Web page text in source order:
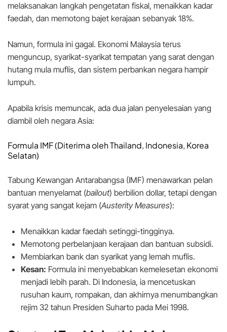
melaksanakan langkah pengetatan fiskal, menaikkan kadar
faedah, dan memotong bajet kerajaan sebanyak 18%.
Namun, formula ini gagal. Ekonomi Malaysia terus
menguncup, syarikat-syarikat tempatan yang sarat dengan
hutang mula muflis, dan sistem perbankan negara hampir
lumpuh.
Apabila krisis memuncak, ada dua jalan penyelesaian yang
diambil oleh negara Asia:
Formula IMF (Diterima oleh Thailand, Indonesia, Korea
Selatan)
Tabung Kewangan Antarabangsa (IMF) menawarkan pelan
bantuan menyelamat (bailout) berbilion dollar, tetapi dengan
syarat yang sangat kejam (Austerity Measures):
Menaikkan kadar faedah setinggi-tingginya.
Memotong perbelanjaan kerajaan dan bantuan subsidi.
Membiarkan bank dan syarikat yang lemah muflis.
Kesan: Formula ini menyebabkan kemelesetan ekonomi
menjadi lebih parah. Di Indonesia, ia mencetuskan
rusuhan kaum, rompakan, dan akhirnya menumbangkan
rejim 32 tahun Presiden Suharto pada Mei 1998.